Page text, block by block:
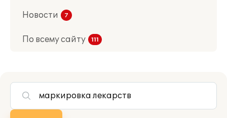
Новости
По всему сайту